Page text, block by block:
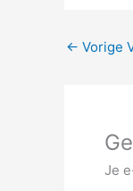
← Vorige
Je